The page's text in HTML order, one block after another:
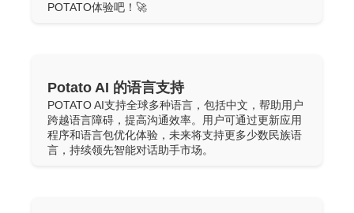
POTATO体验吧！🚀
Potato AI 的语言支持
POTATO AI支持全球多种语言，包括中文，帮助用户
跨越语言障碍，提高沟通效率。用户可通过更新应用
程序和语言包优化体验，未来将支持更多少数民族语
言，持续领先智能对话助手市场。